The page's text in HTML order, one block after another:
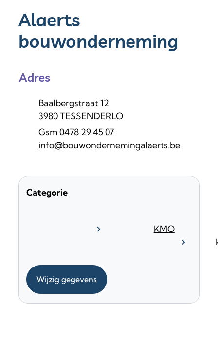
Alaerts
bouwonderneming
Adres
AdresBaalbergstraat 12
,3980TESSENDERLO
0478 29 45 07
E-mailinfo@bouwondernemingalaerts.be
Categorie
KMO
Wijzig gegevens